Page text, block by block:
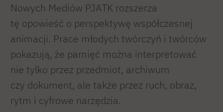
Nowych Mediów PJATK rozszerza
tę opowieść o perspektywę współczesnej
animacji. Prace młodych twórczyń i twórców
pokazują, że pamięć można interpretować
nie tylko przez przedmiot, archiwum
czy dokument, ale także przez ruch, obraz,
rytm i cyfrowe narzędzia.